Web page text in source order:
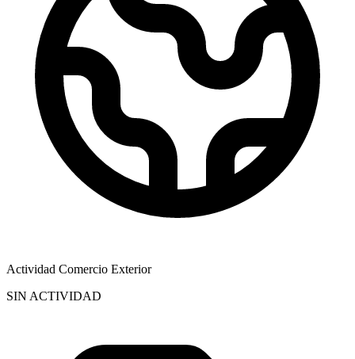
Actividad Comercio Exterior
SIN ACTIVIDAD